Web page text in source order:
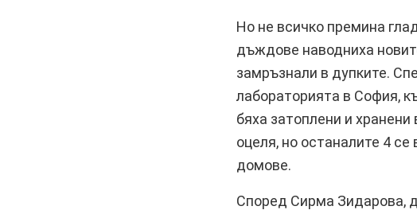
Но не всичко премина
дъждове наводниха
замръзнали в дупките.
лабораторията в София,
бяха затоплени и
оцеля, но останалите 4
домове.
Според Сирма Зидарова,